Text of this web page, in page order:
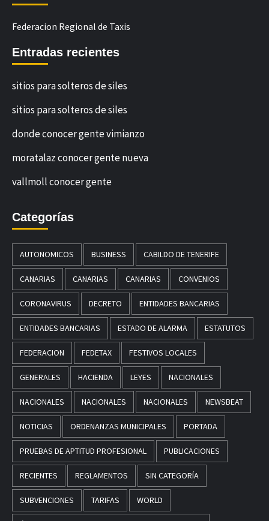
Federacion Regional de Taxis
Entradas recientes
sitios para solteros de siles
sitios para solteros de siles
donde conocer gente vimianzo
moratalaz conocer gente nueva
vallmoll conocer gente
Categorías
AUTONOMICOS BUSINESS CABILDO DE TENERIFE
CANARIAS CANARIAS CANARIAS CONVENIOS
CORONAVIRUS DECRETO ENTIDADES BANCARIAS
ENTIDADES BANCARIAS ESTADO DE ALARMA ESTATUTOS
FEDERACION FEDETAX FESTIVOS LOCALES
GENERALES HACIENDA LEYES NACIONALES
NACIONALES NACIONALES NACIONALES NEWSBEAT
NOTICIAS ORDENANZAS MUNICIPALES PORTADA
PRUEBAS DE APTITUD PROFESIONAL PUBLICACIONES
RECIENTES REGLAMENTOS SIN CATEGORÍA
SUBVENCIONES TARIFAS WORLD